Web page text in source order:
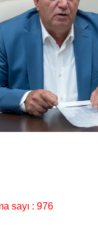
sayı : 976